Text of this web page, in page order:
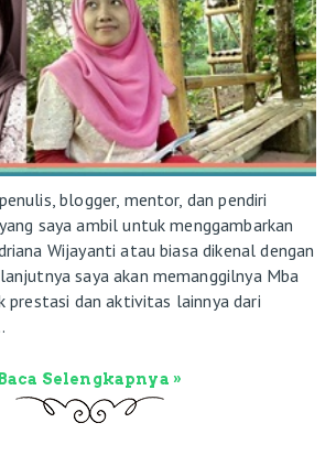
blogger, mentor, dan pendiri
saya ambil untuk menggambarkan
Wijayanti atau biasa dikenal dengan
saya akan memanggilnya Mba
prestasi dan aktivitas lainnya dari
Selengkapnya »